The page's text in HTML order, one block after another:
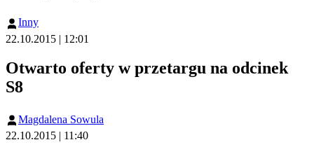
Inny
22.10.2015 | 12:01
Otwarto oferty w przetargu na odcinek
S8
Magdalena Sowula
22.10.2015 | 11:40